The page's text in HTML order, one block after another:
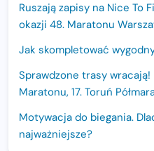
Ruszają zapisy na Nice To
okazji 48. Maratonu
Jak skompletować
Sprawdzone trasy
Maratonu, 17. Toruń
Motywacja do biegania.
najważniejsze?